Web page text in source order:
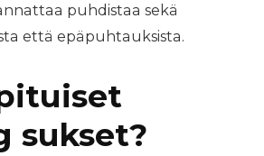
puhdistaa sekä
että epäpuhtauksista.
sukset?